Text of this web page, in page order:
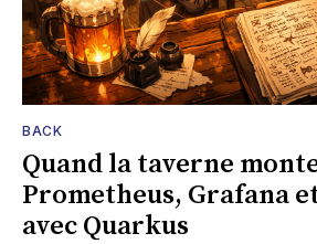
BACK
Quand la taverne
Prometheus, Grafana
avec Quarkus